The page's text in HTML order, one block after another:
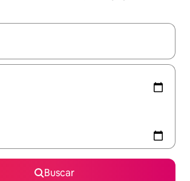
estén disponibles, navega con las
Buscar